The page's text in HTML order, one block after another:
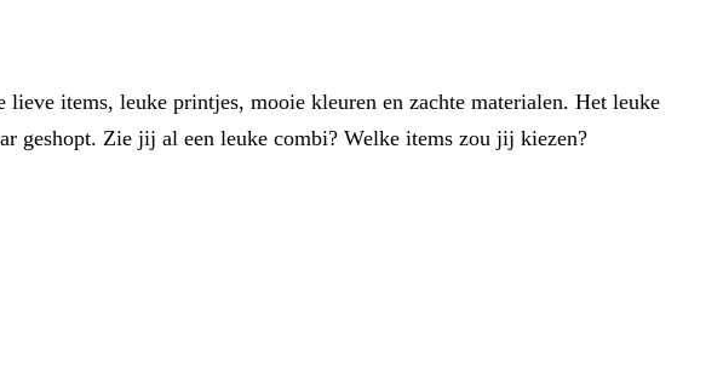
items, leuke printjes, mooie kleuren en zachte materialen. Het leuke
geshopt. Zie jij al een leuke combi? Welke items zou jij kiezen?